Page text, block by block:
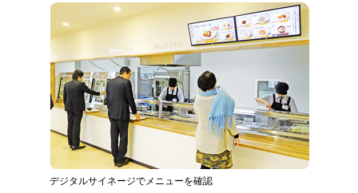
デジタルサイネージでメニューを確認